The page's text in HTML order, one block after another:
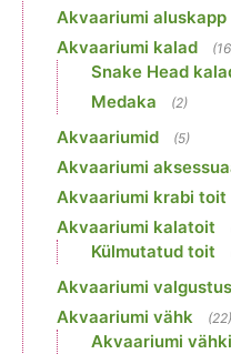
Akvaariumi aluskapp
Akvaariumi kalad
Snake Head
Medaka (2)
Akvaariumid (5)
Akvaariumi
Akvaariumi krabi toit
Akvaariumi kalatoit
Külmutatud toit
Akvaariumi valgustus
Akvaariumi vähk (22)
Akvaariumi